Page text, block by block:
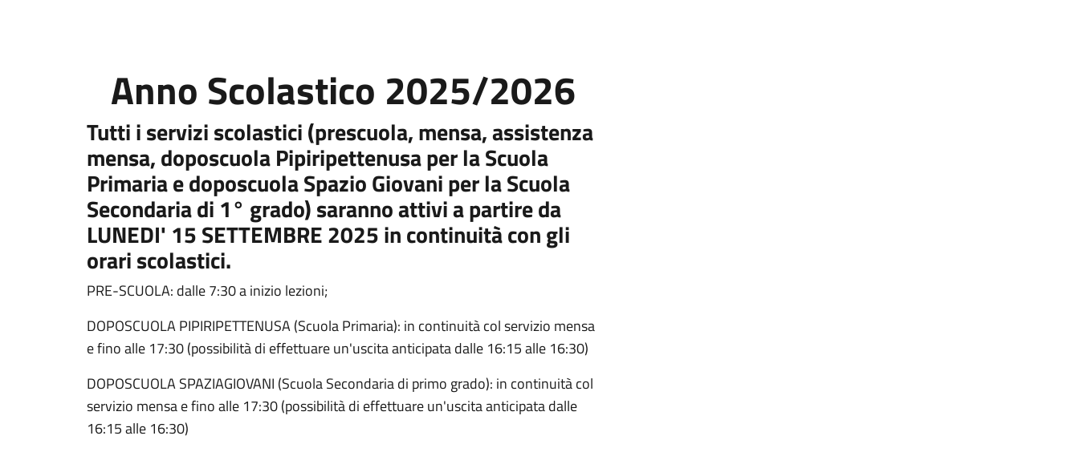
Anno Scolastico 2025/2026
Tutti i servizi scolastici (prescuola, mensa, assistenza
mensa, doposcuola Pipiripettenusa per la Scuola
Primaria e doposcuola Spazio Giovani per la Scuola
Secondaria di 1° grado)saranno attivi a partire da
LUNEDI' 15 SETTEMBRE 2025 in continuità con gli
orari scolastici.
PRE-SCUOLA: dalle 7:30 a inizio lezioni;
DOPOSCUOLA PIPIRIPETTENUSA (Scuola Primaria): in continuità col servizio mensa
e fino alle 17:30 (possibilità di effettuare un'uscita anticipata dalle 16:15 alle 16:30)
DOPOSCUOLA SPAZIAGIOVANI (Scuola Secondaria di primo grado): in continuità col
servizio mensa e fino alle 17:30 (possibilità di effettuare un'uscita anticipata dalle
16:15 alle 16:30)